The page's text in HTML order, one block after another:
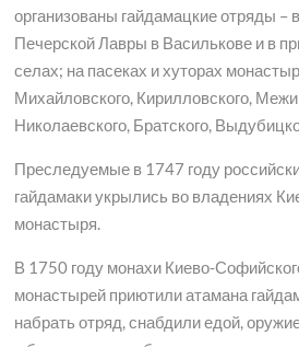
организованы гайдамацкие отряды –
Печерской Лавры в Василькове и в
селах; на пасеках и хуторах
Михайловского, Кирилловского,
Николаевского, Братского,
Преследуемые в 1747 году
гайдамаки укрылись во владениях
монастыря.
В 1750 году монахи Киево-
монастырей приютили атамана
набрать отряд, снабдили едой,